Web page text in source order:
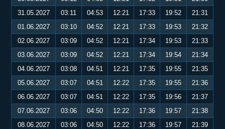
31.05.2027
03:11 04:53 12:21 17:33 19:52
21:31
01.06.2027
03:10 04:52 12:21 17:33 19:53
21:32
02.06.2027
03:09 04:52 12:21 17:34 19:53
21:33
03.06.2027
03:09 04:52 12:21 17:34 19:54
21:34
04.06.2027
03:08 04:51 12:21 17:35 19:55
21:35
05.06.2027
03:07 04:51 12:22 17:35 19:55
21:36
06.06.2027
03:07 04:51 12:22 17:35 19:56
21:37
07.06.2027
03:06 04:50 12:22 17:36 19:57
21:38
08.06.2027
03:06 04:50 12:22 17:36 19:57
21:39